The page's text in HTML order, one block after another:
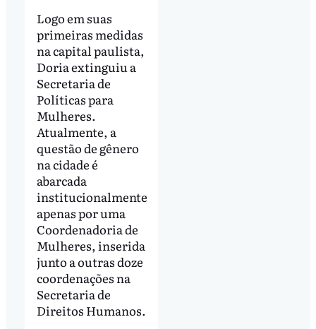
Logo em suas
primeiras medidas
na capital paulista,
Doria extinguiu a
Secretaria de
Políticas para
Mulheres.
Atualmente, a
questão de gênero
na cidade é
abarcada
institucionalmente
apenas por uma
Coordenadoria de
Mulheres, inserida
junto a outras doze
coordenações na
Secretaria de
Direitos Humanos.